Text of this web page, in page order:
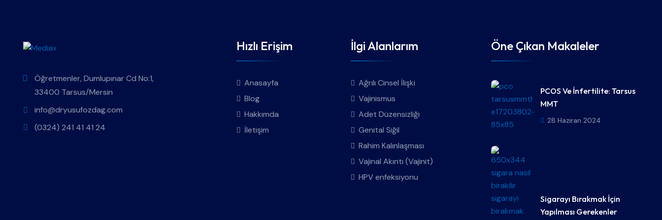
Öğretmenler, Dumlupınar Cd No:1,
33400 Tarsus/Mersin
info@dryusufozdag.com
(0324) 241 41 41 24
Hızlı Erişim
Anasayfa
Blog
Hakkımda
İletişim
İlgi Alanlarım
Ağrılı Cinsel İlişki
Vajinismus
Adet Düzensizliği
Genital Siğil
Rahim Kalınlaşması
Vajinal Akıntı (Vajinit)
HPV enfeksiyonu
Öne Çıkan Makaleler
PCOS Ve İnfertilite: Tarsus
MMT
28 Haziran 2024
Sigarayı Bırakmak İçin
Yapılması Gerekenler